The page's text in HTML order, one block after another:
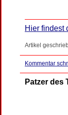
Hier findest
Artikel
Kommentar
Patzer des